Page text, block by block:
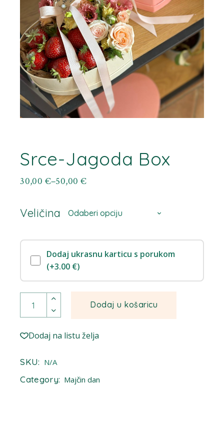
Srce-Jagoda Box
30,00 €–50,00 €
Raspon
30,00 €
Veličina Odaberi opciju
Dodaj ukrasnu karticu s porukom
(+3.00 €)
Srce-Jagoda Box količina
Dodaj u košaricu
Dodaj na listu želja
SKU: N/A
Category: Majčin dan